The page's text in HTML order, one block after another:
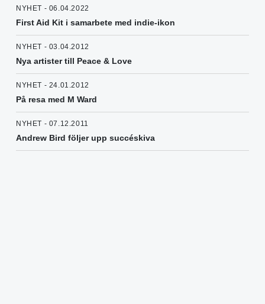
NYHET - 06.04.2022
First Aid Kit i samarbete med indie-ikon
NYHET - 03.04.2012
Nya artister till Peace & Love
NYHET - 24.01.2012
På resa med M Ward
NYHET - 07.12.2011
Andrew Bird följer upp succéskiva